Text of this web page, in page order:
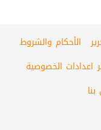
الأحكام والشروط
اعدادات الخصوصية